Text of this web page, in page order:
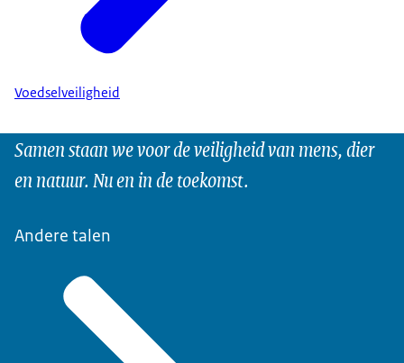
Voedselveiligheid
Samen staan we voor de veiligheid van mens, dier
en natuur. Nu en in de toekomst.
Andere talen